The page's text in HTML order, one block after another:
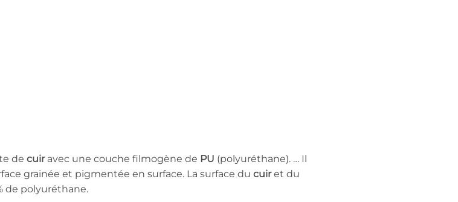
de cuiravec une couche filmogène de PU (polyuréthane). … Il
grainée et pigmentée en surface. La surface du cuiret du
de polyuréthane.